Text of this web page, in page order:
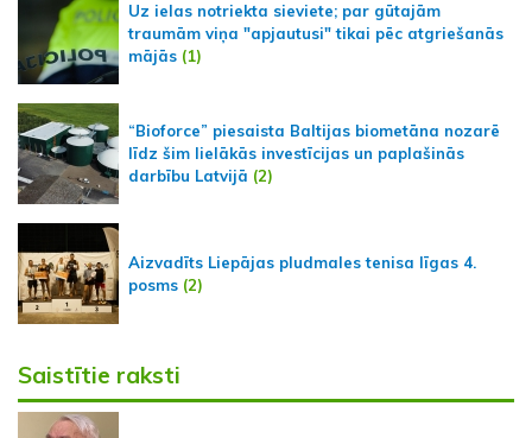
Uz ielas notriekta sieviete; par gūtajām
traumām viņa "apjautusi" tikai pēc atgriešanās
mājās (1)
“Bioforce” piesaista Baltijas biometāna nozarē
līdz šim lielākās investīcijas un paplašinās
darbību Latvijā (2)
Aizvadīts Liepājas pludmales tenisa līgas 4.
posms (2)
Saistītie raksti